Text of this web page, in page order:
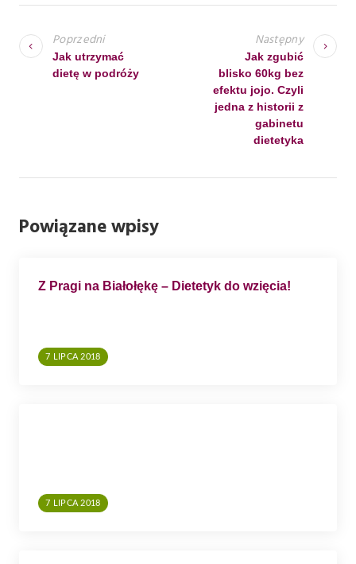
N
A
W
J
W
Poprzedni
Jak utrzymać
dietę w podróży
Następny
Jak zgubić
blisko 60kg bez
efektu jojo. Czyli
jedna z historii z
gabinetu
dietetyka
Powiązane wpisy
Z Pragi na Białołękę – Dietetyk do wzięcia!
7 LIPCA 2018
7 LIPCA 2018